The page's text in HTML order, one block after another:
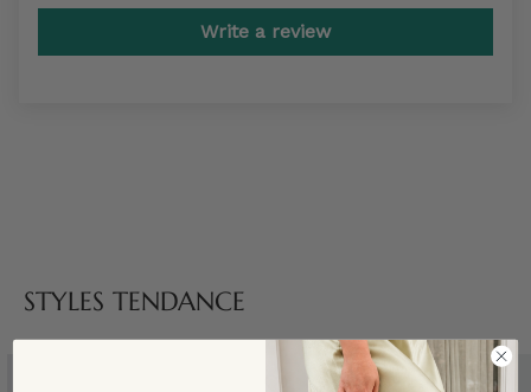
Write a review
STYLES TENDANCE